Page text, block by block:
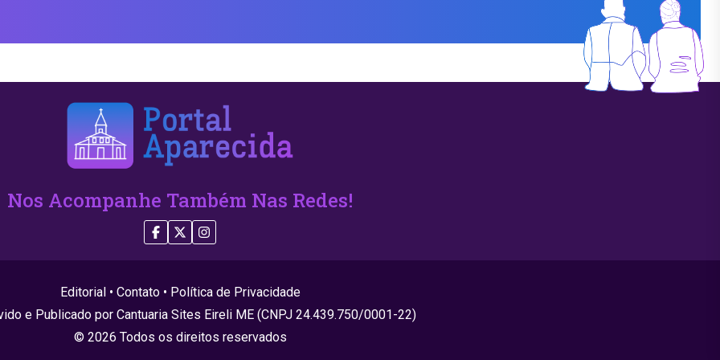
Nos Acompanhe Também Nas Redes!
Editorial • Contato• Política de Privacidade
e Publicado por Cantuaria Sites Eireli ME (CNPJ 24.439.750/0001-22)
© 2026 Todos os direitos reservados